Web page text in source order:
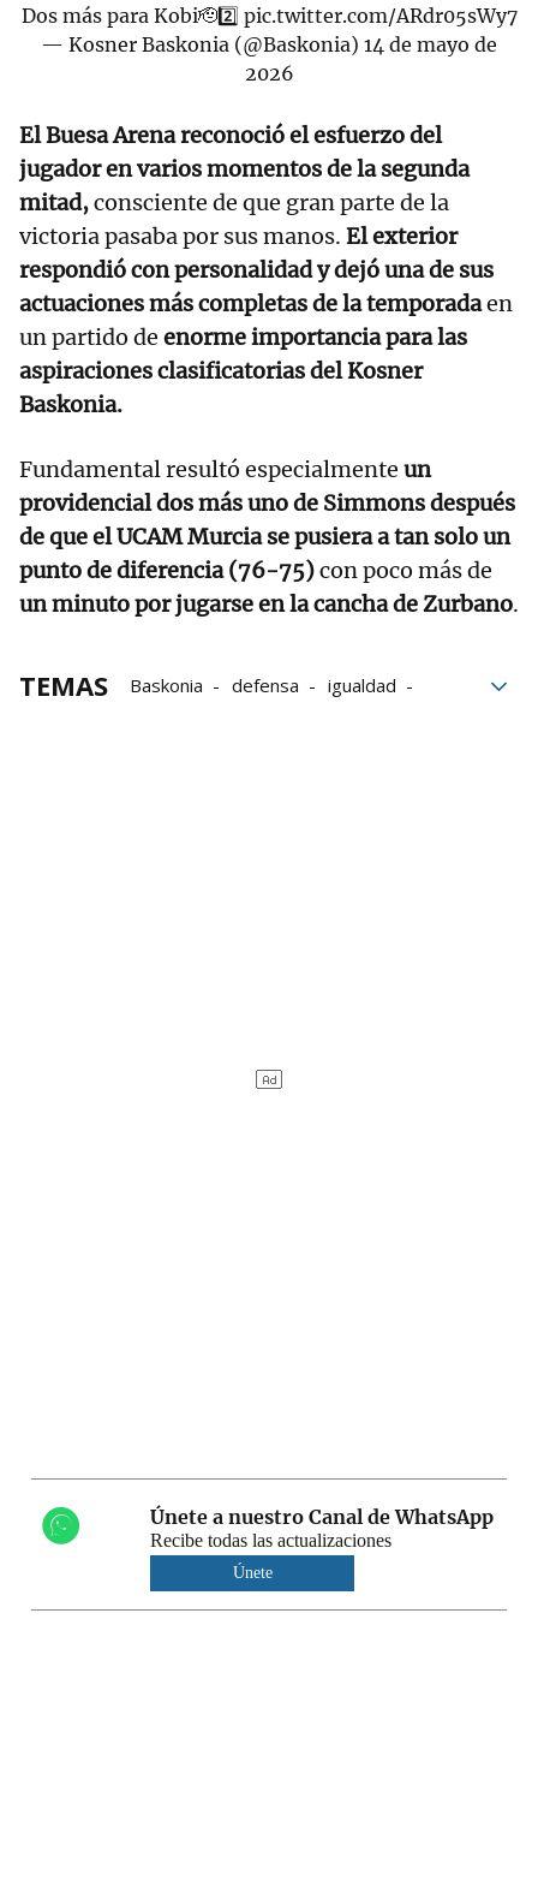
Dos más para Kobi🫡2️⃣ pic.twitter.com/ARdr05sWy7
— Kosner Baskonia (@Baskonia) 14 de mayo de
2026
El Buesa Arena reconoció el esfuerzo del
jugador en varios momentos de la segunda
mitad,consciente de que gran parte de la
victoria pasaba por sus manos. El exterior
respondió con personalidad y dejó una de sus
actuaciones más completas de la temporadaen
un partido de enorme importancia para las
aspiraciones clasificatorias del Kosner
Baskonia.
Fundamental resultó especialmente un
providencial dos más uno de Simmons después
de que el UCAM Murcia se pusiera a tan solo un
punto de diferencia (76-75)con poco más de
un minuto por jugarse en la cancha de Zurbano.
TEMAS Baskonia defensa
igualdad
Únete a nuestro Canal de WhatsApp
Recibe todas las actualizaciones
Únete